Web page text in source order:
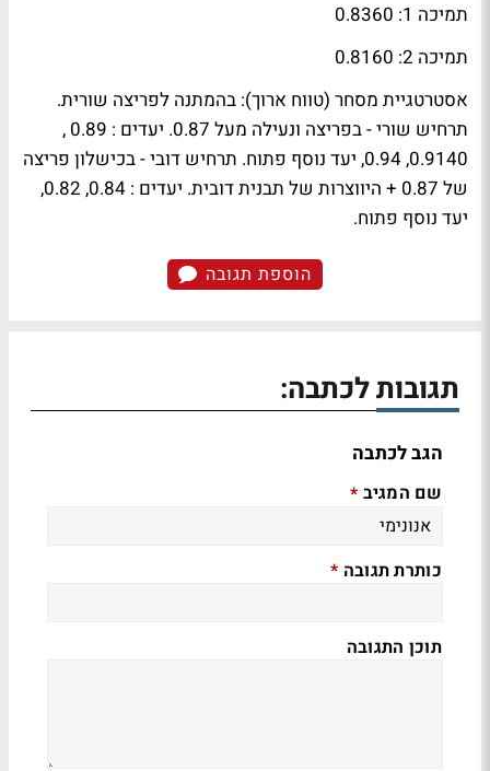
תמיכה 1: 0.8360
תמיכה 2: 0.8160
אסטרטגיית מסחר (טווח ארוך): בהמתנה לפריצה שורית.
תרחיש שורי - בפריצה ונעילה מעל 0.87. יעדים : 0.89 ,
0.9140, 0.94, יעד נוסף פתוח. תרחיש דובי - בכישלון פריצה
של 0.87 + היווצרות של תבנית דובית. יעדים : 0.84, 0.82,
יעד נוסף פתוח.
הוספת תגובה
תגובות לכתבה:
הגב לכתבה
שם המגיב *
כותרת תגובה *
תוכן התגובה